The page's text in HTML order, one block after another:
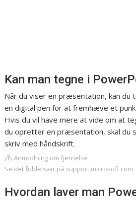
Kan man tegne i
Når du viser en præsentation, kan du
en digital pen for at fremhæve et
Hvis du vil have mere at vide om at
du opretter en præsentation, skal du
skriv med håndskrift.
Anmodning om fjernelse
Se det fulde svar på support.microsoft.com
Hvordan laver man